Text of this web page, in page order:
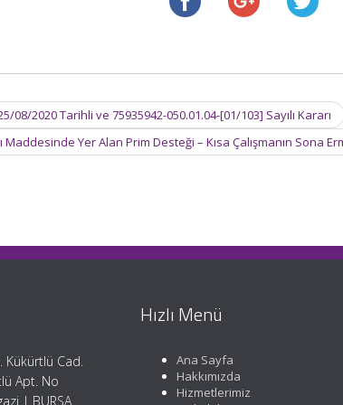
2020 Tarihli ve 75935942-050.01.04-[01/103] Sayılı Kararı
Yer Alan Prim Desteği – Kısa Çalışmanın Sona
Kükürtlü Cad.
Apt. No
| BURSA
Hızlı Menü
Ana Sayfa
Hakkımızda
Hizmetlerimiz